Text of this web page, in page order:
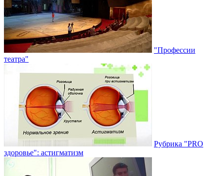
"Профессии
театра"
Рубрика "PRO
здоровье": астигматизм